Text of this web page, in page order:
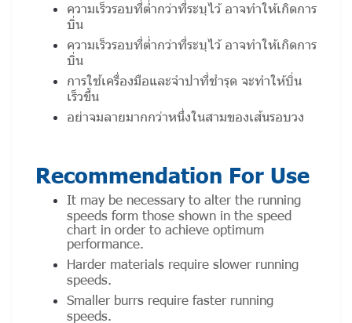
ความเร็วรอบที่ต่ำกว่าที่ระบุไว้ อาจทำให้เกิดการ
บิ่น
ความเร็วรอบที่ต่ำกว่าที่ระบุไว้ อาจทำให้เกิดการ
บิ่น
การใช้เครื่องมือและจำปาที่ชำรุด จะทำให้บิ่น
เร็วขึ้น
อย่าจมลายมากกว่าหนึ่งในสามของเส้นรอบวง
Recommendation For Use
It may be necessary to alter the running
speeds form those shown in the speed
chart in order to achieve optimum
performance.
Harder materials require slower running
speeds.
Smaller burrs require faster running
speeds.